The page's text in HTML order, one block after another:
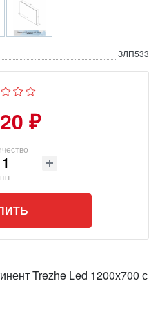
ЗЛП533
₽
шт
Trezhe Led 1200х700 с